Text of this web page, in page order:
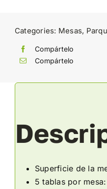
Categories: Mesas,
Compártelo
Compártelo
Superficie de la
5 tablas por